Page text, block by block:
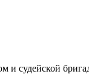
и судейской